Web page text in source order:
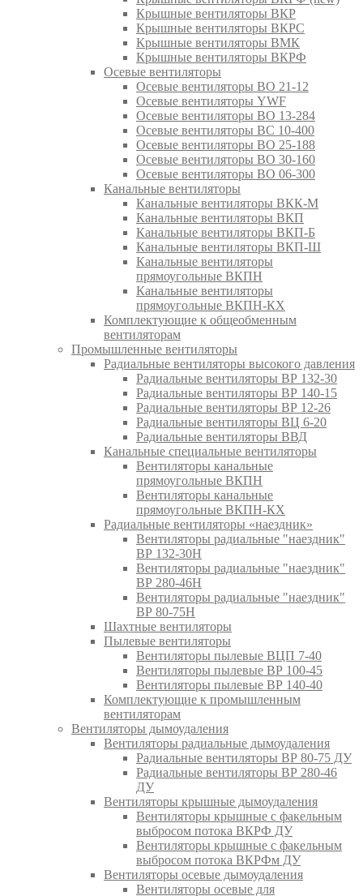
Крышные вентиляторы ВКР
Крышные вентиляторы ВКРС
Крышные вентиляторы ВМК
Крышные вентиляторы ВКРФ
Осевые вентиляторы
Осевые вентиляторы ВО 21-12
Осевые вентиляторы YWF
Осевые вентиляторы ВО 13-284
Осевые вентиляторы ВС 10-400
Осевые вентиляторы ВО 25-188
Осевые вентиляторы ВО 30-160
Осевые вентиляторы ВО 06-300
Канальные вентиляторы
Канальные вентиляторы ВКК-М
Канальные вентиляторы ВКП
Канальные вентиляторы ВКП-Б
Канальные вентиляторы ВКП-Ш
Канальные вентиляторы
прямоугольные ВКПН
Канальные вентиляторы
прямоугольные ВКПН-КХ
Комплектующие к общеобменным
вентиляторам
Промышленные вентиляторы
Радиальные вентиляторы высокого давления
Радиальные вентиляторы ВР 132-30
Радиальные вентиляторы ВР 140-15
Радиальные вентиляторы ВР 12-26
Радиальные вентиляторы ВЦ 6-20
Радиальные вентиляторы ВВД
Канальные специальные вентиляторы
Вентиляторы канальные
прямоугольные ВКПН
Вентиляторы канальные
прямоугольные ВКПН-КХ
Радиальные вентиляторы «наездник»
Вентиляторы радиальные "наездник"
ВР 132-30Н
Вентиляторы радиальные "наездник"
ВР 280-46Н
Вентиляторы радиальные "наездник"
ВР 80-75Н
Шахтные вентиляторы
Пылевые вентиляторы
Вентиляторы пылевые ВЦП 7-40
Вентиляторы пылевые ВР 100-45
Вентиляторы пылевые ВР 140-40
Комплектующие к промышленным
вентиляторам
Вентиляторы дымоудаления
Вентиляторы радиальные дымоудаления
Радиальные вентиляторы ВР 80-75 ДУ
Радиальные вентиляторы ВР 280-46
ДУ
Вентиляторы крышные дымоудаления
Вентиляторы крышные с факельным
выбросом потока ВКРФ ДУ
Вентиляторы крышные с факельным
выбросом потока ВКРФм ДУ
Вентиляторы осевые дымоудаления
Вентиляторы осевые для